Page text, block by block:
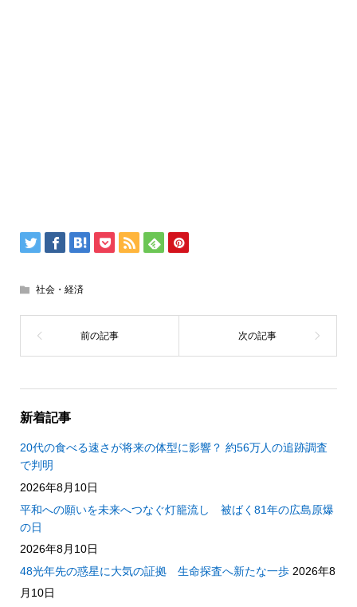
社会・経済
新着記事
20代の食べる速さが将来の体型に影響？ 約56万人の追跡調査
で判明
2026年8月10日
平和への願いを未来へつなぐ灯籠流し 被ばく81年の広島原爆
の日
2026年8月10日
48光年先の惑星に大気の証拠 生命探査へ新たな一歩 2026年8
月10日